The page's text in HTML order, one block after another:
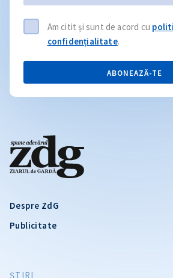
Despre ZdG
Publicitate
ŞTIRI
Am citit și sunt de acord cu
confidențialitate.
ABONEAZĂ-TE